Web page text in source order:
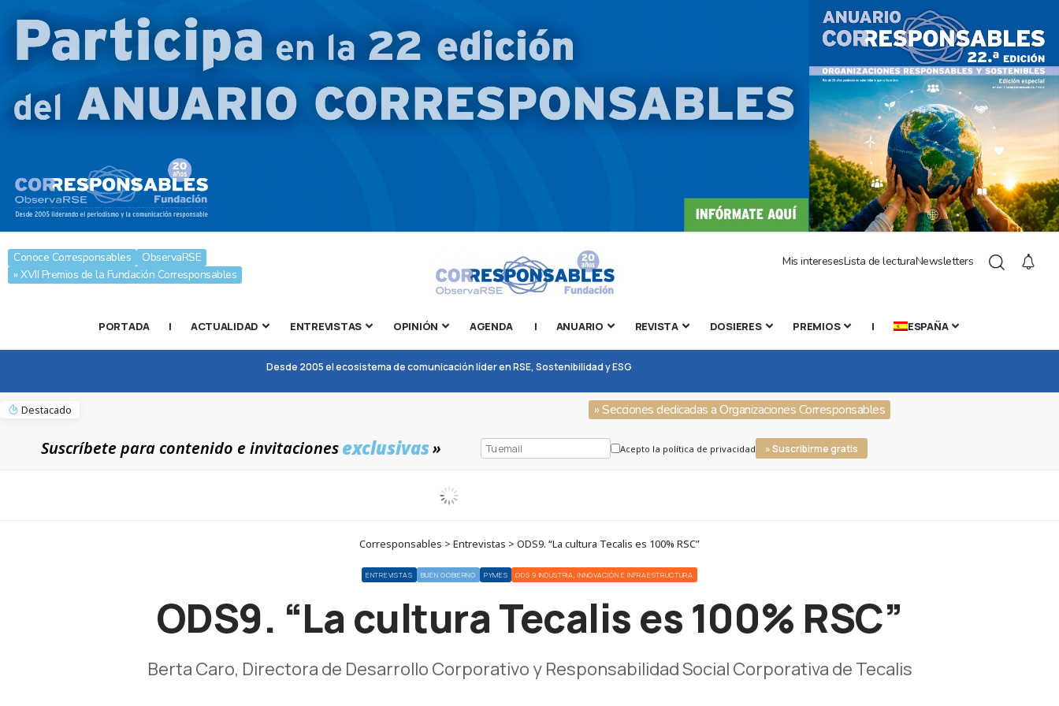
Conoce Corresponsables
ObservaRSE
» XVII Premios de la Fundación Corresponsables
Mis interesesLista de lecturaNewsletters
PORTADA | ACTUALIDAD ENTREVISTAS OPINIÓN AGENDA | ANUARIO REVISTA DOSIERES PREMIOS | ESPAÑA
Desde 2005 el ecosistema de comunicación líder en RSE, Sostenibilidad y ESG
Destacado » Secciones dedicadas a Organizaciones Corresponsables
Suscríbete para contenido e invitacionesexclusivas» Acepto la política de privacidad » Suscribirme gratis
Corresponsables > Entrevistas > ODS9. “La cultura Tecalis es 100% RSC”
ENTREVISTAS BUEN GOBIERNO PYMES ODS 9 INDUSTRIA, INNOVACIÓN E INFRAESTRUCTURA
ODS9. “La cultura Tecalis es 100% RSC”
Berta Caro, Directora de Desarrollo Corporativo y Responsabilidad Social Corporativa de Tecalis